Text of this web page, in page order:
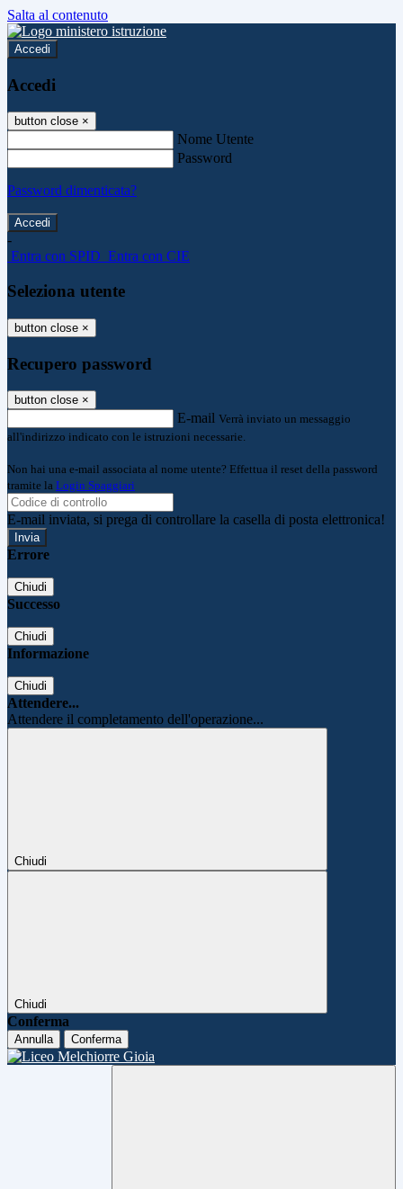
Salta al contenuto
Accedi
Accedi
button close ×
Nome Utente
Password
Password dimenticata?
-
Entra con SPID Entra con CIE
Seleziona utente
button close ×
Recupero password
button close ×
E-mail Verrà inviato un messaggio
all'indirizzo indicato con le istruzioni necessarie.
Non hai una e-mail associata al nome utente? Effettua il reset della password
tramite la Login Spaggiari
E-mail inviata, si prega di controllare la casella di posta elettronica!
Errore
Chiudi
Successo
Chiudi
Informazione
Chiudi
Attendere...
Attendere il completamento dell'operazione...
Chiudi
Chiudi
Conferma
Annulla Conferma